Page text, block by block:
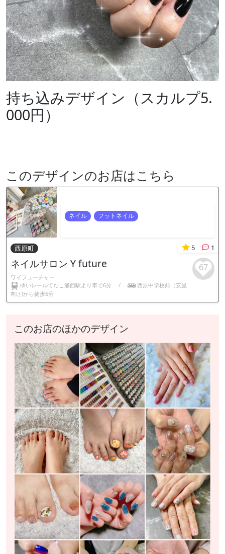
持ち込みデザイン（スカルプ5.
000円）
このデザインのお店はこちら
ネイル フットネイル
西原町 5 1
ネイルサロン Y future
ワイフューチャー
ゆいレールてだこ浦西駅より車で6分
/
西原中学校前（安里
向け)から徒歩6分
67
このお店のほかのデザイン